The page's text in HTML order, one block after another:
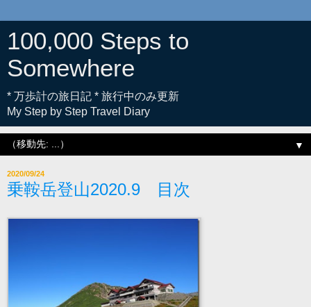
100,000 Steps to
Somewhere
* 万歩計の旅日記 * 旅行中のみ更新
My Step by Step Travel Diary
▼
2020/09/24
乗鞍岳登山2020.9 目次